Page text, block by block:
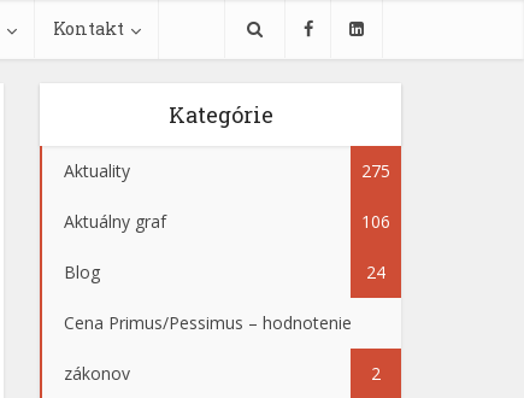
Kontakt
Kategórie
Aktuality 275
Aktuálny graf 106
Blog 24
Cena Primus/Pessimus – hodnotenie
zákonov 2